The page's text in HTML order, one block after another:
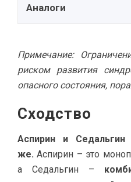
Аналоги
Примечание:
риском развития
опасного состояния,
Сходство
Аспирин и
же. Аспирин – это
а Седальгин –